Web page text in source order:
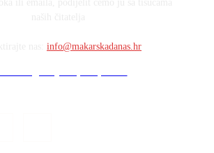
info@makarskadanas.hr